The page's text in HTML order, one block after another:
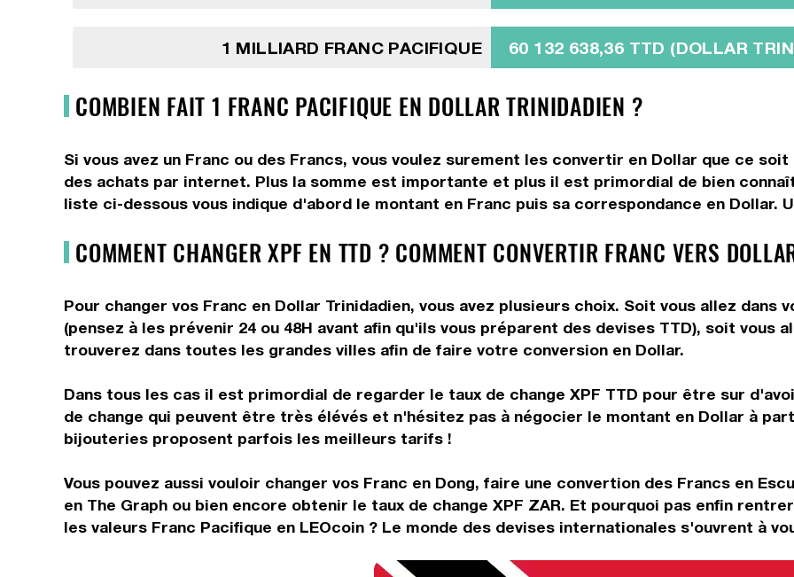
1 MILLIARD FRANC PACIFIQUE 60 132 638,36 TTD (DOLLAR
COMBIEN FAIT 1 FRANC PACIFIQUE EN DOLLAR TRINIDADIEN ?
Si vous avez un Franc ou des Francs, vous voulez surement les convertir en Dollar que ce
des achats par internet. Plus la somme est importante et plus il est primordial de bien
liste ci-dessous vous indique d'abord le montant en Franc puis sa correspondance en Dollar.
COMMENT CHANGER XPF EN TTD ? COMMENT CONVERTIR FRANC VERS
Pour changer vos Franc en Dollar Trinidadien, vous avez plusieurs choix. Soit vous allez dans
(pensez à les prévenir 24 ou 48H avant afin qu'ils vous préparent des devises TTD), soit vous
trouverez dans toutes les grandes villes afin de faire votre conversion en Dollar.
Dans tous les cas il est primordial de regarder le taux de change XPF TTD pour être sur
de change qui peuvent être très élévés et n'hésitez pas à négocier le montant en Dollar à
bijouteries proposent parfois les meilleurs tarifs !
Vous pouvez aussi vouloir changer vos Franc en Dong, faire une convertion des Francs en
en The Graph ou bien encore obtenir le taux de change XPF ZAR. Et pourquoi pas enfin
les valeurs Franc Pacifique en LEOcoin ? Le monde des devises internationales s'ouvrent à